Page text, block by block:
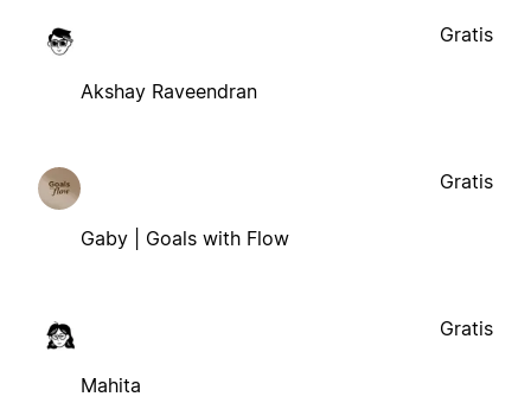
Akshay Raveendran
Gratis
Gaby | Goals with Flow
Gratis
Mahita
Gratis